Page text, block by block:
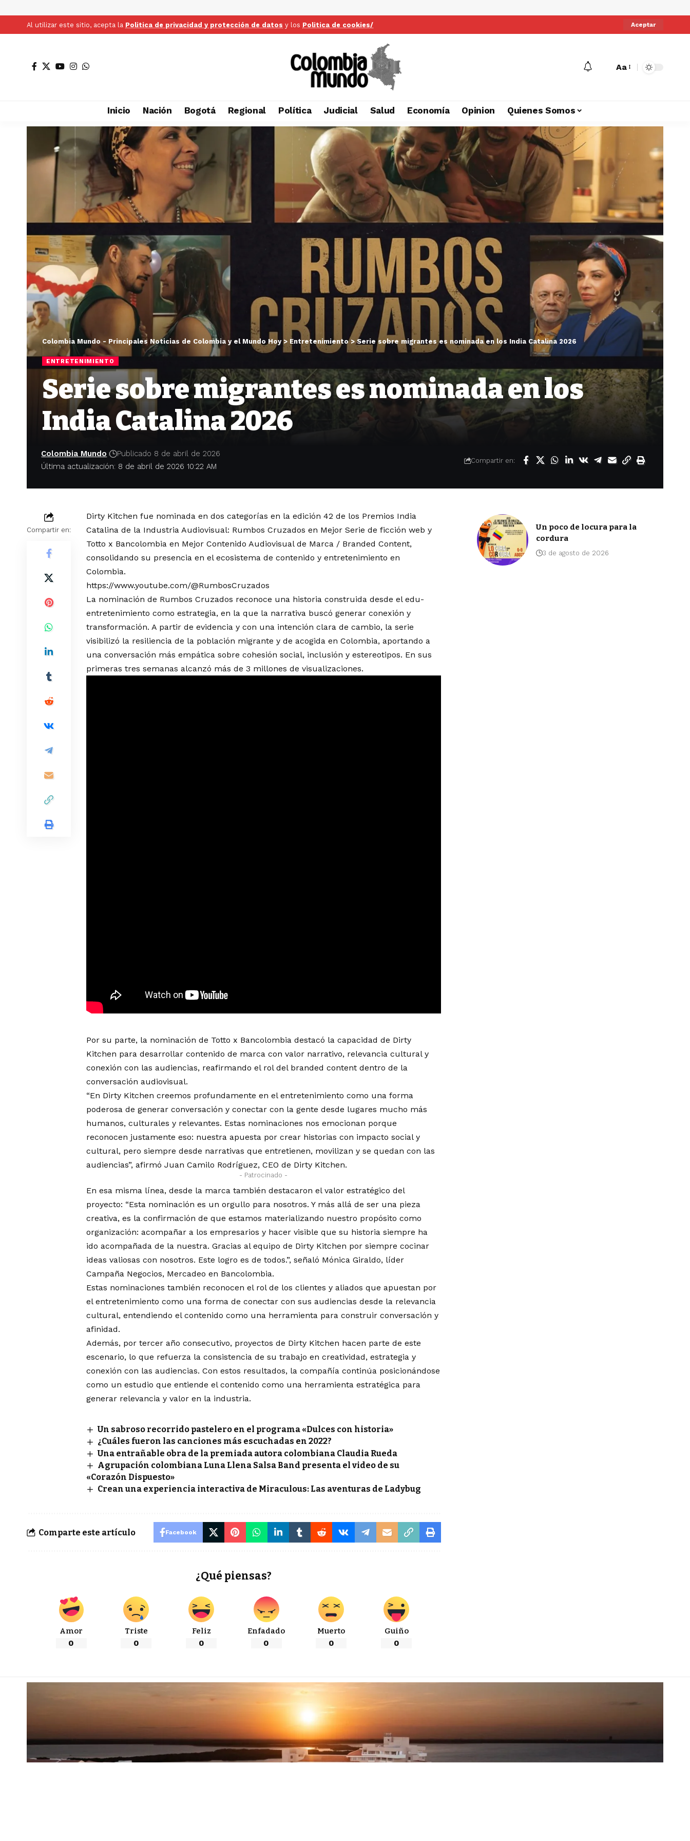
Al utilizar este sitio, acepta la Politica de privacidad y protección de datos y los Politica de cookies/ Aceptar
Aa
Inicio Nación Bogotá Regional Política Judicial Salud Economía Opinion Quienes Somos
Colombia Mundo - Principales Noticias de Colombia y el Mundo Hoy> Entretenimiento>Serie sobre migrantes es nominada en los India Catalina 2026
ENTRETENIMIENTO
Serie sobre migrantes es nominada en los
India Catalina 2026
Última actualización: 8 de abril de 2026 10:22 AM
Colombia Mundo Publicado 8 de abril de 2026
Compartir en:
Compartir en:
Dirty Kitchen fue nominada en dos categorías en la edición 42 de los Premios India
Catalina de la Industria Audiovisual: Rumbos Cruzados en Mejor Serie de ficción web y
Totto x Bancolombia en Mejor Contenido Audiovisual de Marca / Branded Content,
consolidando su presencia en el ecosistema de contenido y entretenimiento en
Colombia.
https://www.youtube.com/@RumbosCruzados
La nominación de Rumbos Cruzados reconoce una historia construida desde el edu-
entretenimiento como estrategia, en la que la narrativa buscó generar conexión y
transformación. A partir de evidencia y con una intención clara de cambio, la serie
visibilizó la resiliencia de la población migrante y de acogida en Colombia, aportando a
una conversación más empática sobre cohesión social, inclusión y estereotipos. En sus
primeras tres semanas alcanzó más de 3 millones de visualizaciones.
Por su parte, la nominación de Totto x Bancolombia destacó la capacidad de Dirty
Kitchen para desarrollar contenido de marca con valor narrativo, relevancia cultural y
conexión con las audiencias, reafirmando el rol del branded content dentro de la
conversación audiovisual.
“En Dirty Kitchen creemos profundamente en el entretenimiento como una forma
poderosa de generar conversación y conectar con la gente desde lugares mucho más
humanos, culturales y relevantes. Estas nominaciones nos emocionan porque
reconocen justamente eso: nuestra apuesta por crear historias con impacto social y
cultural, pero siempre desde narrativas que entretienen, movilizan y se quedan con las
audiencias”, afirmó Juan Camilo Rodríguez, CEO de Dirty Kitchen.
- Patrocinado -
En esa misma línea, desde la marca también destacaron el valor estratégico del
proyecto: “Esta nominación es un orgullo para nosotros. Y más allá de ser una pieza
creativa, es la confirmación de que estamos materializando nuestro propósito como
organización: acompañar a los empresarios y hacer visible que su historia siempre ha
ido acompañada de la nuestra. Gracias al equipo de Dirty Kitchen por siempre cocinar
ideas valiosas con nosotros. Este logro es de todos.”, señaló Mónica Giraldo, líder
Campaña Negocios, Mercadeo en Bancolombia.
Estas nominaciones también reconocen el rol de los clientes y aliados que apuestan por
el entretenimiento como una forma de conectar con sus audiencias desde la relevancia
cultural, entendiendo el contenido como una herramienta para construir conversación y
afinidad.
Además, por tercer año consecutivo, proyectos de Dirty Kitchen hacen parte de este
escenario, lo que refuerza la consistencia de su trabajo en creatividad, estrategia y
conexión con las audiencias. Con estos resultados, la compañía continúa posicionándose
como un estudio que entiende el contenido como una herramienta estratégica para
generar relevancia y valor en la industria.
Un sabroso recorrido pastelero en el programa «Dulces con historia»
¿Cuáles fueron las canciones más escuchadas en 2022?
Una entrañable obra de la premiada autora colombiana Claudia Rueda
Agrupación colombiana Luna Llena Salsa Band presenta el video de su
«Corazón Dispuesto»
Crean una experiencia interactiva de Miraculous: Las aventuras de Ladybug
Comparte este artículo Facebook
¿Qué piensas?
Amor
0
Triste
0
Feliz
0
Enfadado
0
Muerto
0
Guiño
0
Un poco de locura para la
cordura
3 de agosto de 2026